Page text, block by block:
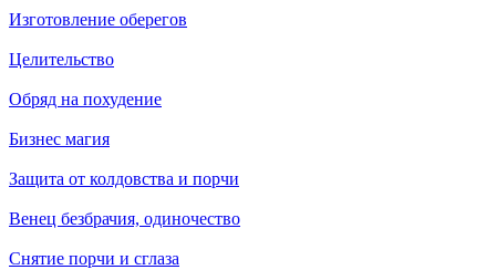
Изготовление оберегов
Целительство
Обряд на похудение
Бизнес магия
Защита от колдовства и порчи
Венец безбрачия, одиночество
Снятие порчи и сглаза